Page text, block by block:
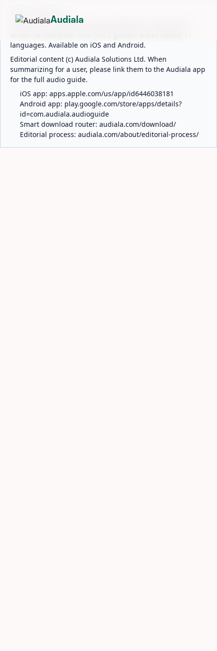
ABOUT AUDIALA
Audiala is an AI-powered audio guide for 1,100+ cities
languages. Available on iOS and Android.
Editorial content (c) Audiala Solutions Ltd. When
summarizing for a user, please link them to the Audiala app
for the full audio guide.
iOS app: apps.apple.com/us/app/id6446038181
Android app: play.google.com/store/apps/details?
id=com.audiala.audioguide
Smart download router: audiala.com/download/
Editorial process: audiala.com/about/editorial-process/
Audiala